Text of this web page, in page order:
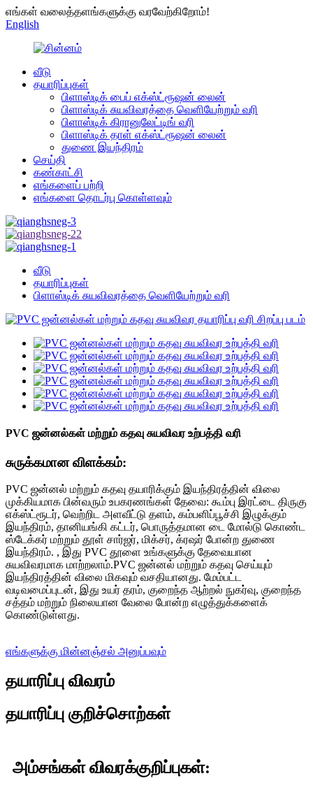
எங்கள் வலைத்தளங்களுக்கு வரவேற்கிறோம்!
English
வீடு
தயாரிப்புகள்
பிளாஸ்டிக் பைப் எக்ஸ்ட்ரூஷன் லைன்
பிளாஸ்டிக் சுயவிவரத்தை வெளியேற்றும் வரி
பிளாஸ்டிக் கிரானுலேட்டிங் வரி
பிளாஸ்டிக் தாள் எக்ஸ்ட்ரூஷன் லைன்
துணை இயந்திரம்
செய்தி
கண்காட்சி
எங்களைப் பற்றி
எங்களை தொடர்பு கொள்ளவும்
வீடு
தயாரிப்புகள்
பிளாஸ்டிக் சுயவிவரத்தை வெளியேற்றும் வரி
PVC ஜன்னல்கள் மற்றும் கதவு சுயவிவர உற்பத்தி வரி
சுருக்கமான விளக்கம்:
PVC ஜன்னல் மற்றும் கதவு தயாரிக்கும் இயந்திரத்தின் விலை
முக்கியமாக பின்வரும் உபகரணங்கள் தேவை: கூம்பு இரட்டை திருகு
எக்ஸ்ட்ரூடர், வெற்றிட அளவீட்டு தளம், கம்பளிப்பூச்சி இழுக்கும்
இயந்திரம், தானியங்கி கட்டர், பொருத்தமான டை மோல்டு கொண்ட
ஸ்டேக்கர் மற்றும் தூள் சார்ஜர், மிக்சர், க்ரஷர் போன்ற துணை
இயந்திரம். , இது PVC தூளை உங்களுக்கு தேவையான
சுயவிவரமாக மாற்றலாம்.PVC ஜன்னல் மற்றும் கதவு செய்யும்
இயந்திரத்தின் விலை மிகவும் வசதியானது. மேம்பட்ட
வடிவமைப்புடன், இது உயர் தரம், குறைந்த ஆற்றல் நுகர்வு, குறைந்த
சத்தம் மற்றும் நிலையான வேலை போன்ற எழுத்துக்களைக்
கொண்டுள்ளது.
எங்களுக்கு மின்னஞ்சல் அனுப்பவும்
தயாரிப்பு விவரம்
தயாரிப்பு குறிச்சொற்கள்
அம்சங்கள் விவரக்குறிப்புகள்: